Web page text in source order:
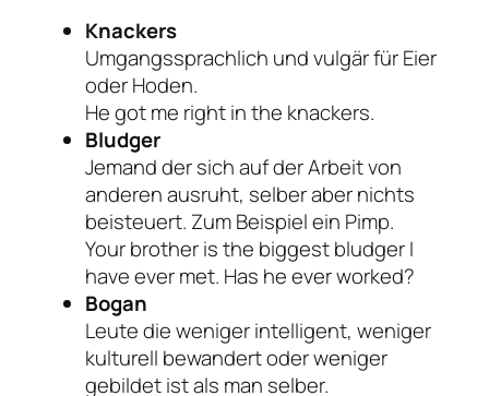
Knackers
Umgangssprachlich und vulgär für Eier
oder Hoden.
He got me right in the knackers.
Bludger
Jemand der sich auf der Arbeit von
anderen ausruht, selber aber nichts
beisteuert. Zum Beispiel ein Pimp.
Your brother is the biggest bludger I
have ever met. Has he ever worked?
Bogan
Leute die weniger intelligent, weniger
kulturell bewandert oder weniger
gebildet ist als man selber.